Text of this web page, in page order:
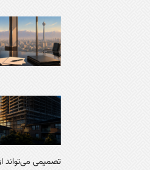
تصمیمی می‌تواند